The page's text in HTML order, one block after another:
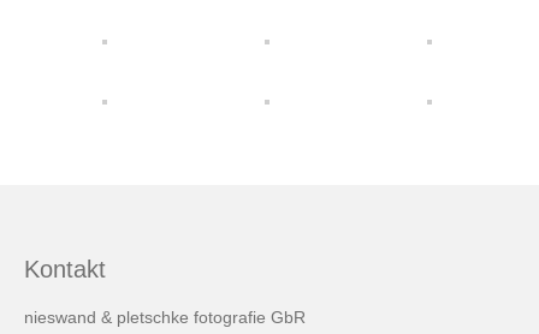
friends & links
Kontakt
nieswand & pletschke fotografie GbR